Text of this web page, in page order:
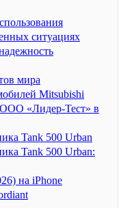
ситуациях
мира
Mitsubishi
«Лидер-Тест» в
Tank 500 Urban
Tank 500 Urban:
на iPhone